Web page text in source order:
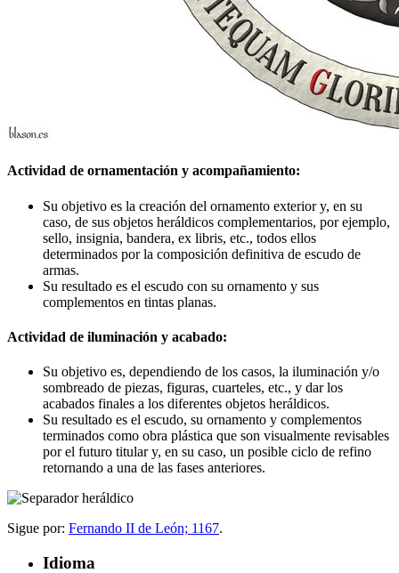
Actividad de ornamentación y acompañamiento:
Su objetivo es la creación del ornamento exterior y, en su
caso, de sus objetos heráldicos complementarios, por ejemplo,
sello, insignia, bandera, ex libris, etc., todos ellos
determinados por la composición definitiva de escudo de
armas.
Su resultado es el escudo con su ornamento y sus
complementos en tintas planas.
Actividad de iluminación y acabado:
Su objetivo es, dependiendo de los casos, la iluminación y/o
sombreado de piezas, figuras, cuarteles, etc., y dar los
acabados finales a los diferentes objetos heráldicos.
Su resultado es el escudo, su ornamento y complementos
terminados como obra plástica que son visualmente revisables
por el futuro titular y, en su caso, un posible ciclo de refino
retornando a una de las fases anteriores.
Sigue por: Fernando II de León; 1167.
Idioma